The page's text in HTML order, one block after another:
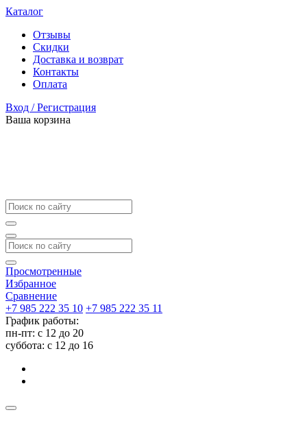
Каталог
Отзывы
Скидки
Доставка и возврат
Контакты
Оплата
Вход / Регистрация
Ваша корзина
Просмотренные
Избранное
Сравнение
+7 985 222 35 10 +7 985 222 35 11
График работы:
пн-пт: с 12 до 20
суббота: c 12 до 16